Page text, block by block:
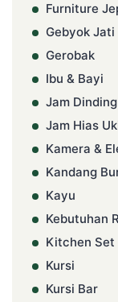
Furniture
Gebyok Jati
Gerobak
Ibu & Bayi
Jam Dinding
Jam Hias
Kamera &
Kandang
Kayu
Kebutuhan
Kitchen Set
Kursi
Kursi Bar